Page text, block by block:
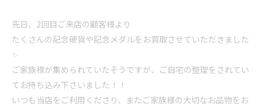
先日、2回目ご来店の顧客様より
たくさんの記念硬貨や記念メダルをお買取させていただきました
✨
ご家族様が集められていたそうですが、ご自宅の整理をされてい
てお持ち込み下さいました！！
いつも当店をご利用くださり、またご家族様の大切なお品物をお